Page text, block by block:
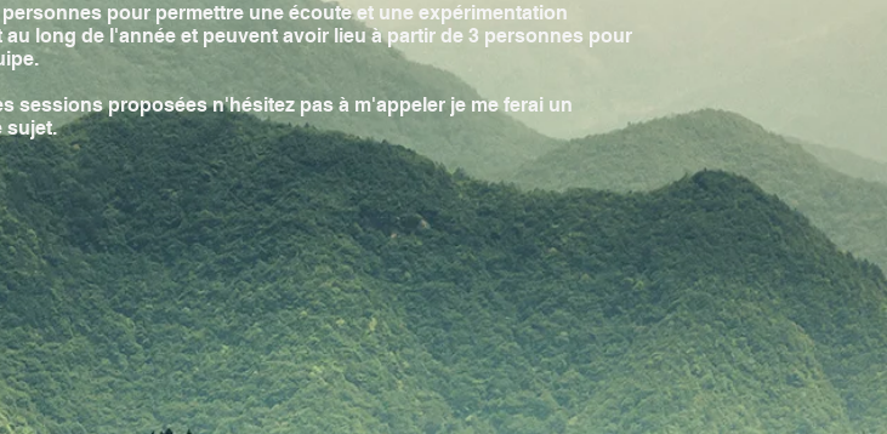
pour permettre une écoute et une expérimentation
long de l'année et peuvent avoir lieu à partir de 3 personnes pour
sessions proposées n'hésitez pas à m'appeler je me ferai un
sujet.